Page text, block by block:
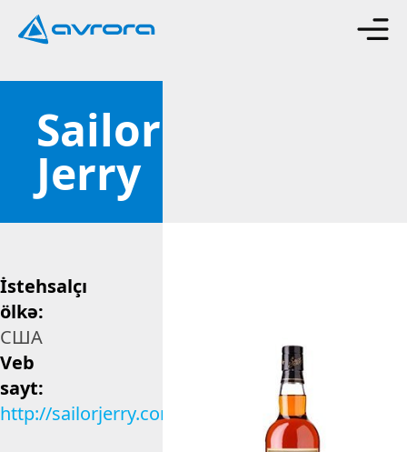
Sailor
Jerry
İstehsalçı
ölkə:
США
Veb
sayt:
http://sailorjerry.com